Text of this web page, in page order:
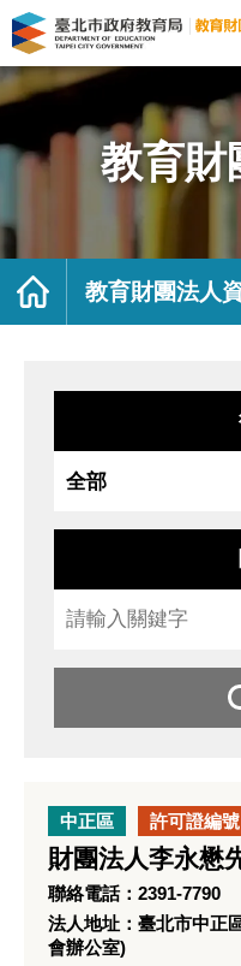
教
育
團
資
料
府
局
法
網
站
選
教育財
首
教育財團法人
中正區 許可證編
財團法人李永懋
聯絡電話：2391-7790
法人地址：臺北市中正
會辦公室)